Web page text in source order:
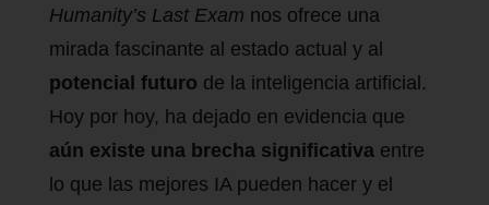
Humanity’s Last Exam nos ofrece una
mirada fascinante al estado actual y al
potencial futuro de la inteligencia artificial.
Hoy por hoy, ha dejado en evidencia que
aún existe una brecha significativa entre
lo que las mejores IA pueden hacer y el